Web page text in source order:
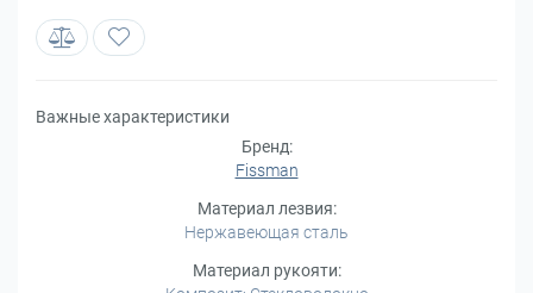
Важные характеристики
Бренд:
Fissman
Материал лезвия:
Нержавеющая сталь
Материал рукояти: